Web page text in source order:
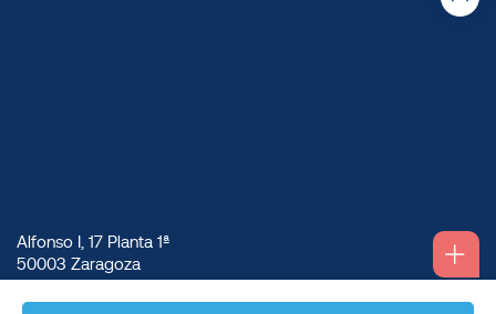
Alfonso I, 17 Planta 1ª
50003 Zaragoza
info@spmas.es